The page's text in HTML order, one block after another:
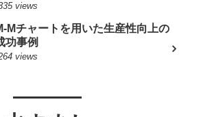
views
Mチャートを用いた生産性向上の
功事例
views